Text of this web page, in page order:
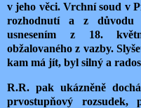
v jeho věci. Vrchní soud v
rozhodnutí a z důvodu
usnesením z 18.
obžalovaného z vazby.
kam má jít, byl silný a
R.R. pak ukázněně
prvostupňový rozsudek,